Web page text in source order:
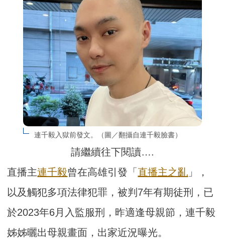
連千毅入獄前發文。（圖／翻攝自連千毅臉書）
請繼續往下閱讀….
直播主連千毅曾在高雄引發「 直播主之亂 」，
以及觸犯多項法律犯罪，被判7年有期徒刑，已
於2023年6月入監服刑，昨適逢母親節，連千毅
姊姊曬出母親畫面，出家近況曝光。